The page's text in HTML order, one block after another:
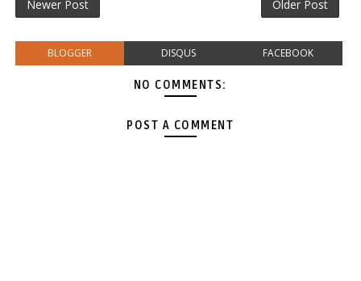
Newer Post Older Post
BLOGGER DISQUS FACEBOOK
NO COMMENTS:
POST A COMMENT